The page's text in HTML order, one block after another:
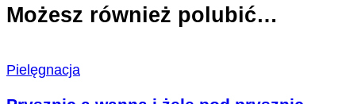
Możesz również polubić…
Pielęgnacja